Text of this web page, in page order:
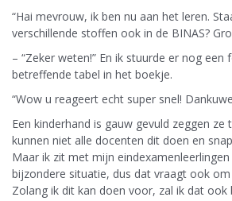
“Hai mevrouw, ik ben nu aan het leren.
verschillende stoffen ook in de BINAS?
– “Zeker weten!” En ik stuurde er nog een
betreffende tabel in het boekje.
“Wow u reageert echt super snel!
Een kinderhand is gauw gevuld zeggen ze
kunnen niet alle docenten dit doen en
Maar ik zit met mijn
bijzondere situatie, dus dat vraagt ook
Zolang ik dit kan doen voor, zal ik dat ook